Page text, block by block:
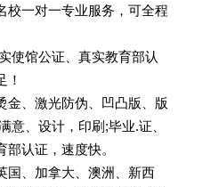
一对一专业服务，可全程
使馆公证、真实教育部认
！
、激光防伪、凹凸版、版
意、设计，印刷;毕业.证、
认证，速度快。
、加拿大、澳洲、新西